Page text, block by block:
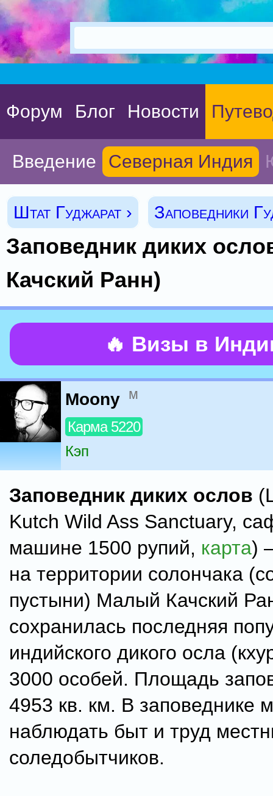
Форум Блог Новости
Введение Северная Индия
Штат Гуджарат › Заповедники
Заповедник диких
Качский Ранн)
🔥 Визы в
Moony м
Карма 5220
Кэп
Заповедник диких ослов
Kutch Wild Ass Sanctuary,
машине 1500 рупий, карта)
на территории солончака
пустыни) Малый Качский
сохранилась последняя
индийского дикого осла
3000 особей. Площадь
4953 кв. км. В заповеднике
наблюдать быт и труд
соледобытчиков.